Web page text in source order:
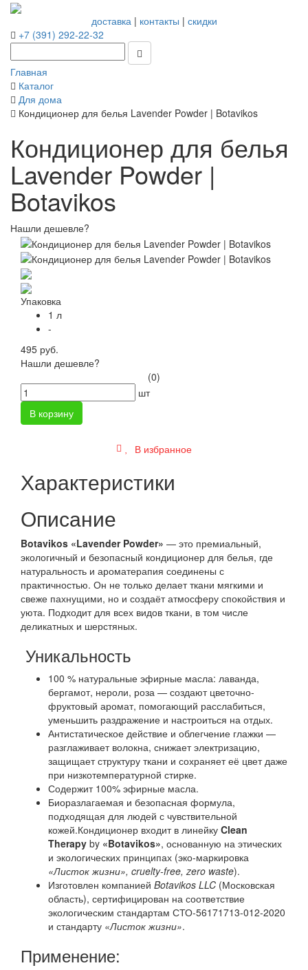
доставка| контакты | скидки
+7 (391) 292-22-32
Главная
Каталог
Для дома
Кондиционер для белья Lavender Powder | Botavikos
Кондиционер для белья
Lavender Powder |
Botavikos
Нашли дешевле?
Упаковка
1 л
-
495 руб.
Нашли дешевле?
(0)
шт
В корзину
В избранное
Характеристики
Описание
Botavikos «Lavender Powder» — это премиальный,
экологичный и безопасный кондиционер для белья, где
натуральность и ароматерапия соединены с
практичностью. Он не только делает ткани мягкими и
свеже пахнущими, но и создаёт атмосферу спокойствия и
уюта. Подходит для всех видов ткани, в том числе
деликатных и шерстяных.
Уникальность
100 % натуральные эфирные масла: лаванда,
бергамот, нероли, роза — создают цветочно-
фруктовый аромат, помогающий расслабиться,
уменьшить раздражение и настроиться на отдых.
Антистатическое действие и облегчение глажки —
разглаживает волокна, снижает электризацию,
защищает структуру ткани и сохраняет её цвет даже
при низкотемпературной стирке.
Содержит 100% эфирные масла.
Биоразлагаемая и безопасная формула,
подходящая для людей с чувствительной
кожей.Кондиционер входит в линейку Clean
Therapy by «Botavikos», основанную на этических
и экологических принципах (эко‑маркировка
«Листок жизни», cruelty‑free, zero waste).
Изготовлен компанией Botavikos LLC (Московская
область), сертифицирован на соответствие
экологическим стандартам СТО‑56171713‑012‑2020
и стандарту «Листок жизни».
Применение: